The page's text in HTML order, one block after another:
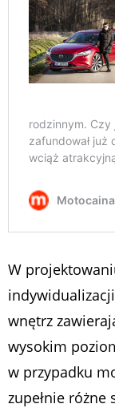
W
wnętrz
wysokim
w przypadku
zupełnie